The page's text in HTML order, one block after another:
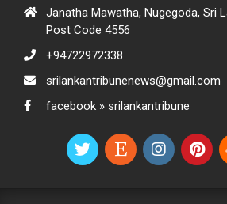
Janatha Mawatha, Nugegoda, Sri
Post Code 4556
+94722972338
srilankantribunenews@gmail.com
facebook » srilankantribune